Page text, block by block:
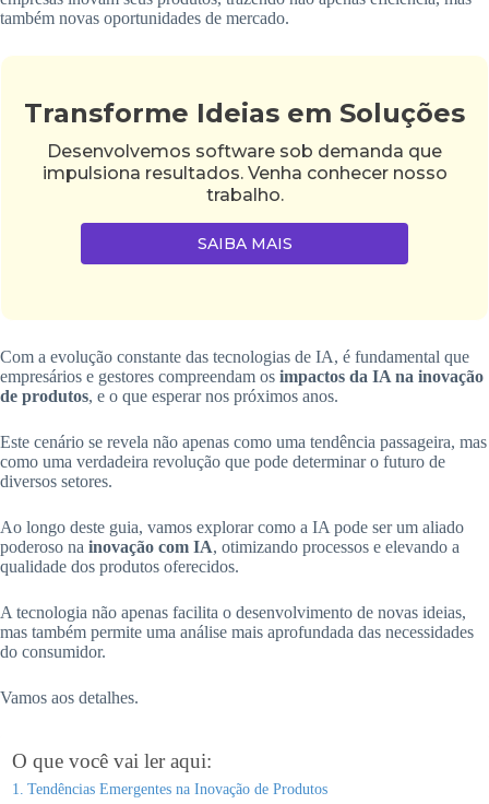
também novas oportunidades de mercado.
Transforme Ideias em Soluções
Desenvolvemos software sob demanda que
impulsiona resultados. Venha conhecer nosso
trabalho.
SAIBA MAIS
Com a evolução constante das tecnologias de IA, é fundamental que
empresários e gestores compreendam os impactos da IA na inovação
de produtos, e o que esperar nos próximos anos.
Este cenário se revela não apenas como uma tendência passageira, mas
como uma verdadeira revolução que pode determinar o futuro de
diversos setores.
Ao longo deste guia, vamos explorar como a IA pode ser um aliado
poderoso na inovação com IA, otimizando processos e elevando a
qualidade dos produtos oferecidos.
A tecnologia não apenas facilita o desenvolvimento de novas ideias,
mas também permite uma análise mais aprofundada das necessidades
do consumidor.
Vamos aos detalhes.
O que você vai ler aqui:
Tendências Emergentes na Inovação de Produtos